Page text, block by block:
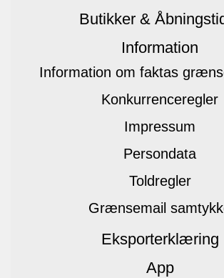
Butikker &
Information
Information om faktas
Konkurrenceregler
Impressum
Persondata
Toldregler
Grænsemail
Eksporterklæring
App